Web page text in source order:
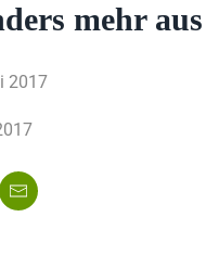
mehr aus
2017